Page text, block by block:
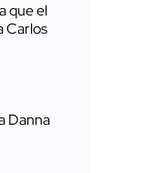
que el
Carlos
Danna